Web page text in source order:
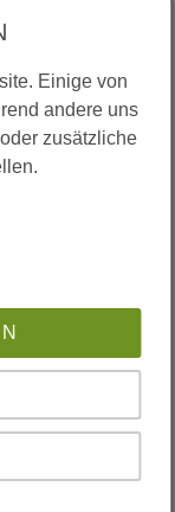
Einige von
andere uns
zusätzliche